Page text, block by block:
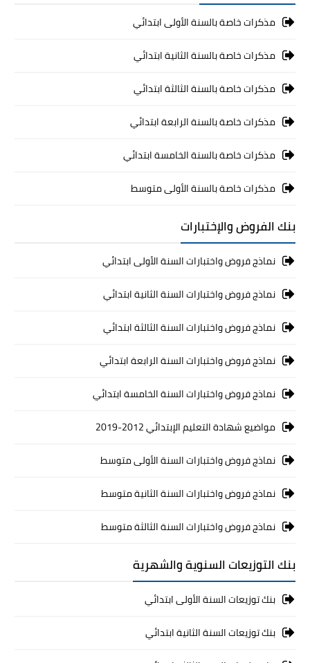
مذكرات خاصة بالسنة الأولى ابتدائي
مذكرات خاصة بالسنة الثانية ابتدائي
مذكرات خاصة بالسنة الثالثة ابتدائي
مذكرات خاصة بالسنة الرابعة ابتدائي
مذكرات خاصة بالسنة الخامسة ابتدائي
مذكرات خاصة بالسنة الأولى متوسط
بنك الفروض والإختبارات
نماذج فروض واختبارات السنة الأولى ابتدائي
نماذج فروض واختبارات السنة الثانية ابتدائي
نماذج فروض واختبارات السنة الثالثة ابتدائي
نماذج فروض واختبارات السنة الرابعة ابتدائي
نماذج فروض واختبارات السنة الخامسة ابتدائي
مواضيع شهادة التعليم الإبتدائي 2012-2019
نماذج فروض واختبارات السنة الأولى متوسط
نماذج فروض واختبارات السنة الثانية متوسط
نماذج فروض واختبارات السنة الثالثة متوسط
بنك التوزيعات السنوية والشهرية
بنك توزيعات السنة الأولى ابتدائي
بنك توزيعات السنة الثانية ابتدائي